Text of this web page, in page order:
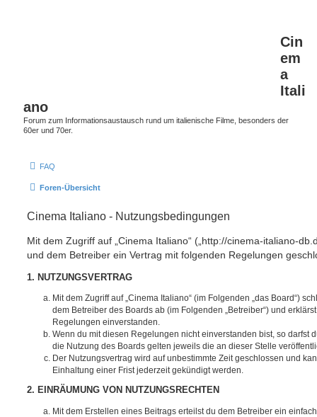
Cin
em
a
Itali
ano
Forum zum Informationsaustausch rund um italienische Filme, besonders der
60er und 70er.
FAQ
Foren-Übersicht
Cinema Italiano - Nutzungsbedingungen
Mit dem Zugriff auf „Cinema Italiano“ („http://cinema-italiano-
und dem Betreiber ein Vertrag mit folgenden Regelungen
1. NUTZUNGSVERTRAG
Mit dem Zugriff auf „Cinema Italiano“ (im Folgenden „das Board“)
dem Betreiber des Boards ab (im Folgenden „Betreiber“) und
Regelungen einverstanden.
Wenn du mit diesen Regelungen nicht einverstanden bist, so darfst
die Nutzung des Boards gelten jeweils die an dieser Stelle
Der Nutzungsvertrag wird auf unbestimmte Zeit geschlossen und
Einhaltung einer Frist jederzeit gekündigt werden.
2. EINRÄUMUNG VON NUTZUNGSRECHTEN
Mit dem Erstellen eines Beitrags erteilst du dem Betreiber ein